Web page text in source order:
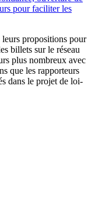
pour faciliter les
propositions pour
billets sur le réseau
plus nombreux avec
que les rapporteurs
dans le projet de loi-